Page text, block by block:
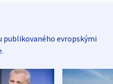
publikovaného evropskými